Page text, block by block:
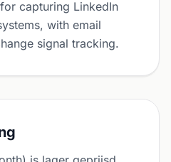
capturing LinkedIn
with email
signal tracking.